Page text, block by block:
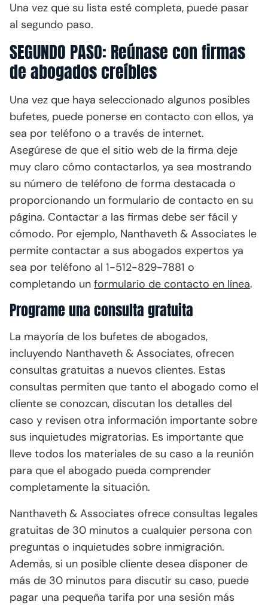
Una vez que su lista esté completa, puede pasar
al segundo paso.
SEGUNDO PASO: Reúnase con firmas
de abogados creíbles
Una vez que haya seleccionado algunos posibles
bufetes, puede ponerse en contacto con ellos, ya
sea por teléfono o a través de internet.
Asegúrese de que el sitio web de la firma deje
muy claro cómo contactarlos, ya sea mostrando
su número de teléfono de forma destacada o
proporcionando un formulario de contacto en su
página. Contactar a las firmas debe ser fácil y
cómodo. Por ejemplo, Nanthaveth & Associates le
permite contactar a sus abogados expertos ya
sea por teléfono al 1-512-829-7881 o
completando un formulario de contacto en línea.
Programe una consulta gratuita
La mayoría de los bufetes de abogados,
incluyendo Nanthaveth & Associates, ofrecen
consultas gratuitas a nuevos clientes. Estas
consultas permiten que tanto el abogado como el
cliente se conozcan, discutan los detalles del
caso y revisen otra información importante sobre
sus inquietudes migratorias. Es importante que
lleve todos los materiales de su caso a la reunión
para que el abogado pueda comprender
completamente la situación.
Nanthaveth & Associates ofrece consultas legales
gratuitas de 30 minutos a cualquier persona con
preguntas o inquietudes sobre inmigración.
Además, si un posible cliente desea disponer de
más de 30 minutos para discutir su caso, puede
pagar una pequeña tarifa por una sesión más